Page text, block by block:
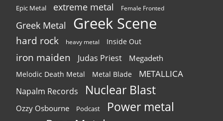
Epic Metal extreme metal Female Fronted
Greek Metal Greek Scene
hard rock heavy metal Inside Out
iron maiden Judas Priest Megadeth
Melodic Death Metal Metal Blade METALLICA
Napalm Records Nuclear Blast
Ozzy Osbourne Podcast Power metal